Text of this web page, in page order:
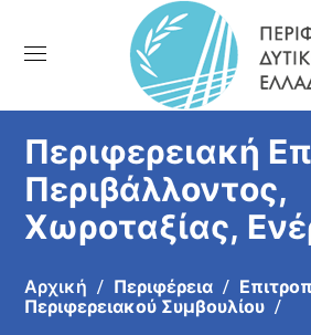
Περιφερειακή
Περιβάλλοντος,
Χωροταξίας,
Αρχική Περιφέρεια
Περιφερειακού Συμβουλίου